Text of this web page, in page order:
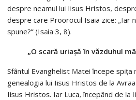
despre neamul lui Iisus Hristos,
despre care Proorocul Isaia zice: „Iar
spune?” (Isaia 3, 8).
„O scară uriaşă în văzduhul
Sfântul Evanghelist Matei începe spiţa
genealogia lui Iisus Hristos de la
Iisus Hristos. Iar Luca, începând de la